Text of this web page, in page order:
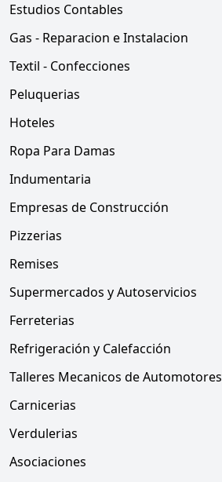
Estudios Contables
Gas - Reparacion e Instalacion
Textil - Confecciones
Peluquerias
Hoteles
Ropa Para Damas
Indumentaria
Empresas de Construcción
Pizzerias
Remises
Supermercados y Autoservicios
Ferreterias
Refrigeración y Calefacción
Talleres Mecanicos de Automotores
Carnicerias
Verdulerias
Asociaciones